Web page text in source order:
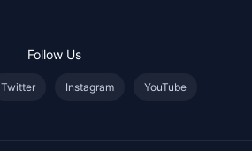
Follow Us
Twitter Instagram YouTube